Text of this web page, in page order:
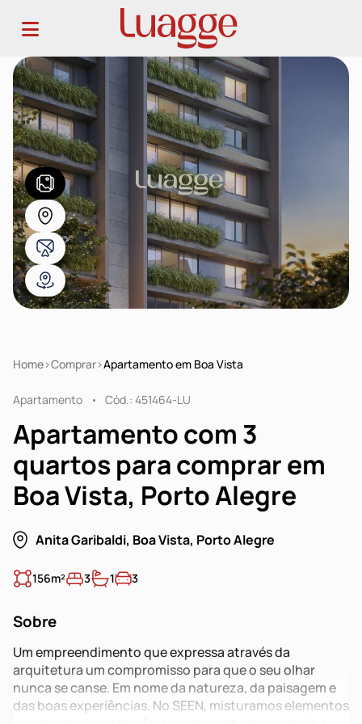
Home Comprar Apartamento em Boa Vista
Apartamento Cód.: 451464-LU
Apartamento com 3
quartos para comprar em
Boa Vista, Porto Alegre
Anita Garibaldi, Boa Vista, Porto Alegre
156m² 3 1 3
Sobre
Um empreendimento que expressa através da
arquitetura um compromisso para que o seu olhar
nunca se canse. Em nome da natureza, da paisagem e
das boas experiências. No SEEN, misturamos elementos